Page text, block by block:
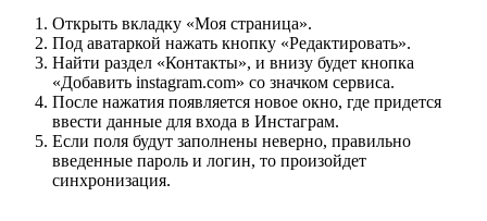
Открыть вкладку «Моя страница».
Под аватаркой нажать кнопку «Редактировать».
Найти раздел «Контакты», и внизу будет кнопка
«Добавить instagram.com» со значком сервиса.
После нажатия появляется новое окно, где придется
ввести данные для входа в Инстаграм.
Если поля будут заполнены неверно, правильно
введенные пароль и логин, то произойдет
синхронизация.